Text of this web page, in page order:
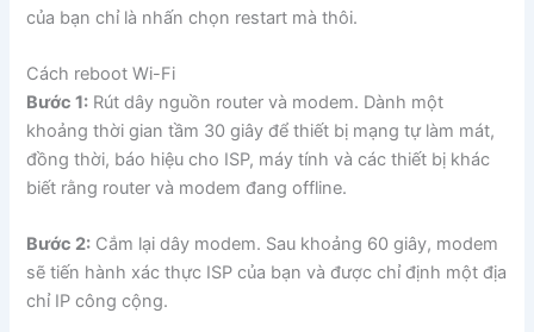
của bạn chỉ là nhấn chọn restart mà thôi.
Cách reboot Wi-Fi
Bước 1: Rút dây nguồn router và modem. Dành một
khoảng thời gian tầm 30 giây để thiết bị mạng tự làm mát,
đồng thời, báo hiệu cho ISP, máy tính và các thiết bị khác
biết rằng router và modem đang offline.
Bước 2: Cắm lại dây modem. Sau khoảng 60 giây, modem
sẽ tiến hành xác thực ISP của bạn và được chỉ định một địa
chỉ IP công cộng.